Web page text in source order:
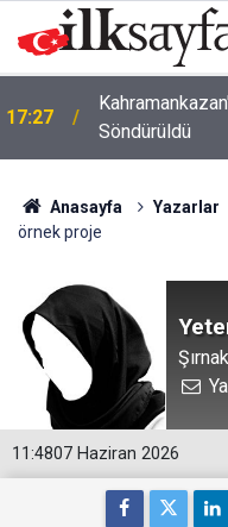
17:27
Söndürüldü
Anasayfa Yazarlar
örnek proje
11:4807 Haziran 2026